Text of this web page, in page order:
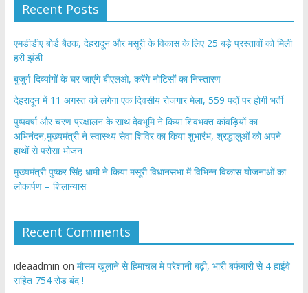
Recent Posts
एमडीडीए बोर्ड बैठक, देहरादून और मसूरी के विकास के लिए 25 बड़े प्रस्तावों को मिली
हरी झंडी
बुजुर्ग-दिव्यांगों के घर जाएंगे बीएलओ, करेंगे नोटिसों का निस्तारण
​देहरादून में 11 अगस्त को लगेगा एक दिवसीय रोजगार मेला, 559 पदों पर होगी भर्ती
पुष्पवर्षा और चरण प्रक्षालन के साथ देवभूमि ने किया शिवभक्त कांवड़ियों का
अभिनंदन,मुख्यमंत्री ने स्वास्थ्य सेवा शिविर का किया शुभारंभ, श्रद्धालुओं को अपने
हाथों से परोसा भोजन
मुख्यमंत्री पुष्कर सिंह धामी ने किया मसूरी विधानसभा में विभिन्न विकास योजनाओं का
लोकार्पण – शिलान्यास
Recent Comments
ideaadmin on मौसम खुलाने से हिमाचल मे परेशानी बढ़ी, भारी बर्फबारी से 4 हाईवे
सहित 754 रोड बंद !